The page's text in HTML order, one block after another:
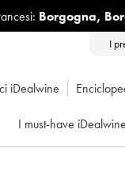
Borgogna,
I
iDealwine
I must-have iDealwine